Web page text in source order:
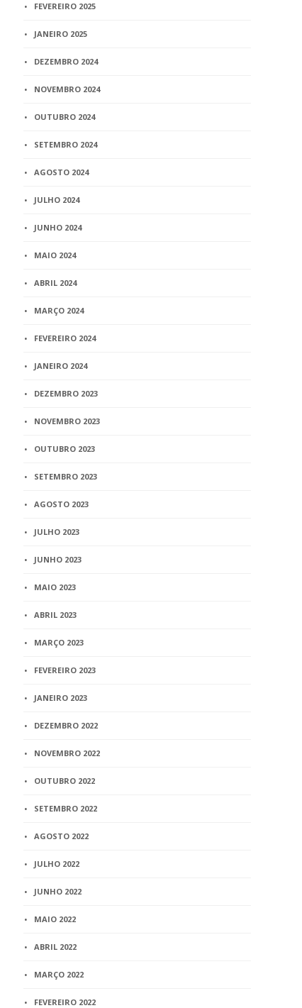
paternidade espontânea
jurídica gratuita a presos
3 minread
FEVEREIRO 2025
JANEIRO 2025
DEZEMBRO 2024
NOVEMBRO 2024
OUTUBRO 2024
SETEMBRO 2024
AGOSTO 2024
JULHO 2024
JUNHO 2024
MAIO 2024
ABRIL 2024
MARÇO 2024
FEVEREIRO 2024
JANEIRO 2024
DEZEMBRO 2023
NOVEMBRO 2023
OUTUBRO 2023
SETEMBRO 2023
AGOSTO 2023
JULHO 2023
JUNHO 2023
MAIO 2023
ABRIL 2023
MARÇO 2023
FEVEREIRO 2023
JANEIRO 2023
DEZEMBRO 2022
NOVEMBRO 2022
OUTUBRO 2022
SETEMBRO 2022
AGOSTO 2022
JULHO 2022
JUNHO 2022
MAIO 2022
ABRIL 2022
MARÇO 2022
FEVEREIRO 2022